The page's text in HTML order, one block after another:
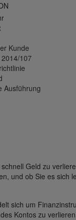
Kunde
107
Ausführung
Geld zu
und ob Sie es sich
sich um
Kontos zu